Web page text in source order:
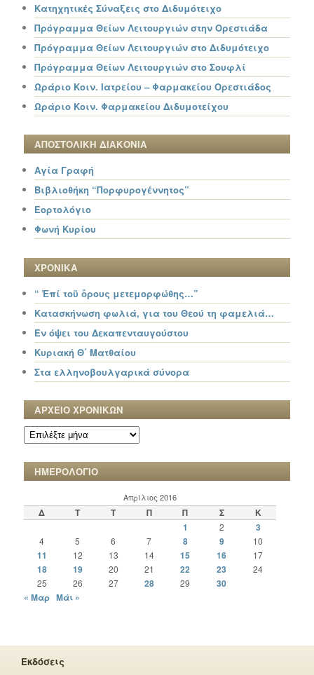
Κατηχητικές Σύναξεις στο Διδυμότειχο
Πρόγραμμα Θείων Λειτουργιών στην Ορεστιάδα
Πρόγραμμα Θείων Λειτουργιών στο Διδυμότειχο
Πρόγραμμα Θείων Λειτουργιών στο Σουφλί
Ωράριο Κοιν. Ιατρείου – Φαρμακείου Ορεστιάδος
Ωράριο Κοιν. Φαρμακείου Διδυμοτείχου
ΑΠΟΣΤΟΛΙΚΗ ΔΙΑΚΟΝΙΑ
Αγία Γραφή
Βιβλιοθήκη “Πορφυρογέννητος”
Εορτολόγιο
Φωνή Κυρίου
ΧΡΟΝΙΚΑ
“ Ἐπί τοῦ ὄρους μετεμορφώθης…”
Κατασκήνωση φωλιά, για του Θεού τη φαμελιά…
Εν όψει του Δεκαπενταυγούστου
Κυριακή Θ΄ Ματθαίου
Στα ελληνοβουλγαρικά σύνορα
ΑΡΧΕΙΟ ΧΡΟΝΙΚΩΝ
ΑΡΧΕΙΟ
ΧΡΟΝΙΚΩΝ
ΗΜΕΡΟΛΟΓΙΟ
Απρίλιος 2016
Δ Τ Τ Π Π Σ
Κ
1
2 3
4 5 6 7 8 9 10
11 12 13 14 15 16 17
18 19 20 21 22 23
24
25
26 27 28 29
30
« Μαρ Μάι »
Εκδόσεις